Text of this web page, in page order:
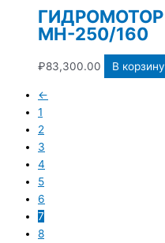
ГИДРОМОТОР
МН-250/160
₽83,300.00 В корзину
←
1
2
3
4
5
6
7
8